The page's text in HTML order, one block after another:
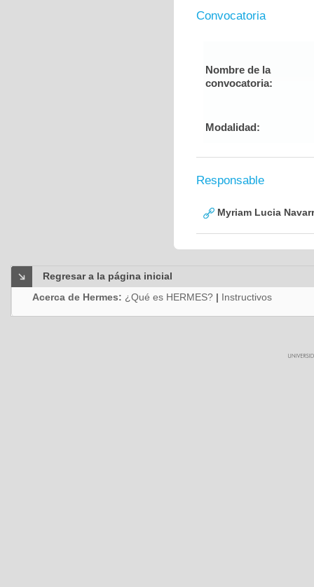
Convocatoria
Nombre de la
convocatoria:
Modalidad:
Responsable
Myriam Lucia
Regresar a la página inicial
Acerca de Hermes: ¿Qué es HERMES? | Instructivos